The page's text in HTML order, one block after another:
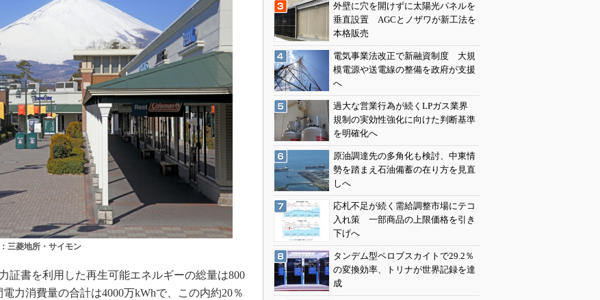
三菱地所・サイモン
書を利用した再生可能エネルギーの総量は800
力消費量の合計は4000万kWhで、この内約20％
外壁に穴を開けずに太陽光パネルを
垂直設置 AGCとノザワが新工法を
本格販売
電気事業法改正で新融資制度 大規
模電源や送電線の整備を政府が支援
へ
過大な営業行為が続くLPガス業界
規制の実効性強化に向けた判断基準
を明確化へ
原油調達先の多角化も検討、中東情
勢を踏まえ石油備蓄の在り方を見直
しへ
応札不足が続く需給調整市場にテコ
入れ策 一部商品の上限価格を引き
下げへ
タンデム型ペロブスカイトで29.2％
の変換効率、トリナが世界記録を達
成